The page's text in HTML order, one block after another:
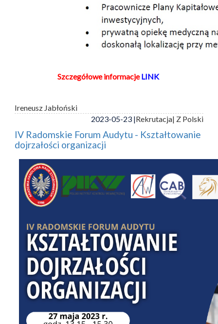
Szczegółowe informacje LINK
Ireneusz Jabłoński
2023-05-23 |Rekrutacja| Z Polski
IV Radomskie Forum Audytu - Kształtowanie
dojrzałości organizacji